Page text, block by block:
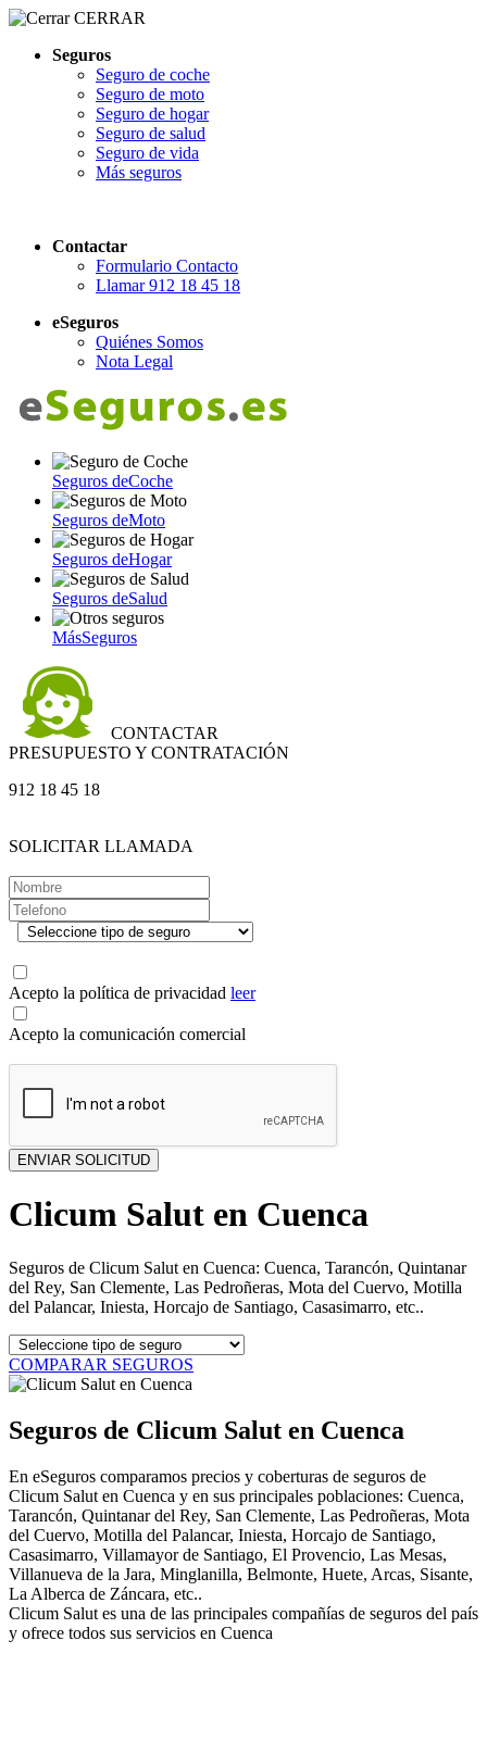
CERRAR
Seguros
Seguro de coche
Seguro de moto
Seguro de hogar
Seguro de salud
Seguro de vida
Más seguros
Contactar
Formulario Contacto
Llamar 912 18 45 18
eSeguros
Quiénes Somos
Nota Legal
Seguros deCoche
Seguros deMoto
Seguros deHogar
Seguros deSalud
MásSeguros
CONTACTAR
PRESUPUESTO Y CONTRATACIÓN
912 18 45 18
SOLICITAR LLAMADA
Acepto la política de privacidad leer
Acepto la comunicación comercial
Clicum Salut en Cuenca
Seguros de Clicum Salut en Cuenca: Cuenca, Tarancón, Quintanar
del Rey, San Clemente, Las Pedroñeras, Mota del Cuervo, Motilla
del Palancar, Iniesta, Horcajo de Santiago, Casasimarro, etc..
COMPARAR SEGUROS
Seguros de Clicum Salut en Cuenca
En eSeguros comparamos precios y coberturas de seguros de
Clicum Salut en Cuenca y en sus principales poblaciones: Cuenca,
Tarancón, Quintanar del Rey, San Clemente, Las Pedroñeras, Mota
del Cuervo, Motilla del Palancar, Iniesta, Horcajo de Santiago,
Casasimarro, Villamayor de Santiago, El Provencio, Las Mesas,
Villanueva de la Jara, Minglanilla, Belmonte, Huete, Arcas, Sisante,
La Alberca de Záncara, etc..
Clicum Salut es una de las principales compañías de seguros del país
y ofrece todos sus servicios en Cuenca